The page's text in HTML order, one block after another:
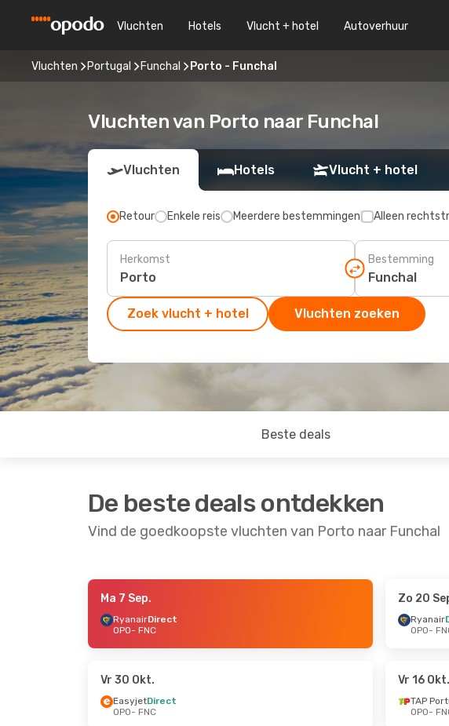
Vluchten Hotels Vlucht + hotel Autoverhuur
Vluchten Portugal Funchal Porto - Funchal
Vluchten van Porto naar Funchal
Vluchten Hotels Vlucht + hotel
Retour Enkele reis Meerdere bestemmingen Alleen
Herkomst Bestemming
Zoek vlucht + hotel Vluchten zoeken
Beste deals
De beste deals ontdekken
Vind de goedkoopste vluchten van Porto naar Funchal
- Ma 21 Sep.
- Wo 2 Sep.
Ma 7 Sep.
RyanairDirect
OPO- FNC
Zo 20
Ryanair
OPO-
Vr 30 Okt.
EasyjetDirect
OPO- FNC
Vr 16 Okt.
TAP
OPO-